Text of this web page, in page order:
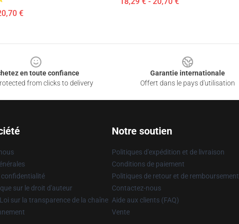
€
en toute confiance
from clicks to delivery
Garantie internationale
Offert dans le pays d'utilisation
confidentialité
sur le droit d'auteur
sur la transparence de la chaîne
Notre soutien
Politiques d'expédition et de livraison
Conditions de paiement
Politiques de retour et de remboursement
Contactez-nous
Aide aux clients (FAQ)
Vente